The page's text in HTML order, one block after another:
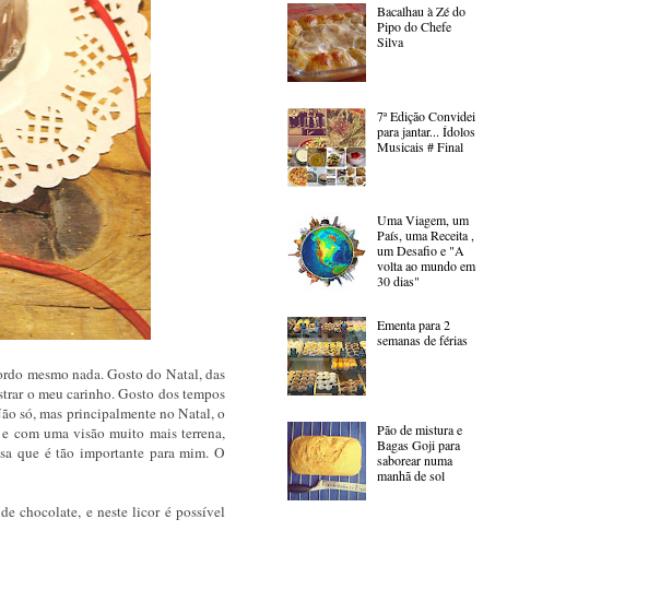
mesmo nada. Gosto do Natal, das
o meu carinho. Gosto dos tempos
só, mas principalmente no Natal, o
com uma visão muito mais terrena,
que é tão importante para mim. O
chocolate, e neste licor é possível
Bacalhau à Zé do
Pipo do Chefe
Silva
7ª Edição Convidei
para jantar... Ídolos
Musicais # Final
Uma Viagem, um
País, uma Receita ,
um Desafio e "A
volta ao mundo em
30 dias"
Ementa para 2
semanas de férias
Pão de mistura e
Bagas Goji para
saborear numa
manhã de sol